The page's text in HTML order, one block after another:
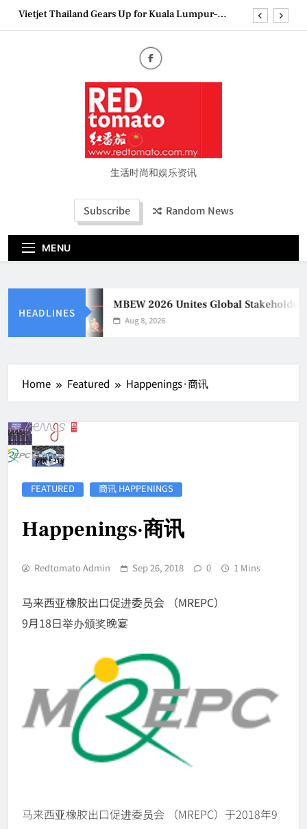
SkipVietjet Thailand Gears Up for Kuala Lumpur–
Couture Fashion Week Malaysia 2026– Press
MBEW 2026 Unites Global Stakeholders to Shape
the Future of Business Events
Vietjet Thailand Gears Up for Kuala Lumpur–
Bangkok Service Launch on9 October
Epson reinvents affordable printing with next-
generation EcoTank Series生活时尚和娱乐资讯
Subscribe Random News
MENU
HEADLINES
MBEW 2026 Unites Global
Aug 8, 2026
Home Featured Happenings·商讯
FEATURED 商讯 HAPPENINGS
Happenings·商讯
Redtomato Admin Sep 26, 2018 0 1 Mins
马来西亚橡胶出口促进委员会 （MREPC）
9月18日举办颁奖晚宴
马来西亚橡胶出口促进委员会 （MREPC）于2018年9